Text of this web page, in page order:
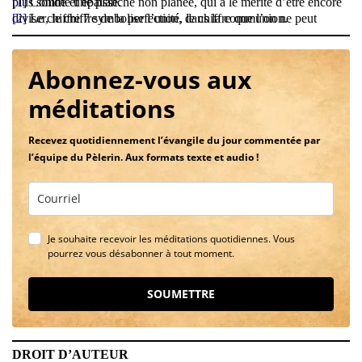
[2]
Le chiffre 7 symbolise l’unité, le chiffre que l’on ne peut diviser, le chiffre de la perfection, dans la communion.
Abonnez-vous aux
méditations
Recevez quotidiennement l’évangile du jour commentée par
l’équipe du Pèlerin. Aux formats texte et audio !
Je souhaite recevoir les méditations quotidiennes. Vous
pourrez vous désabonner à tout moment.
SOUMETTRE
DROIT D’AUTEUR